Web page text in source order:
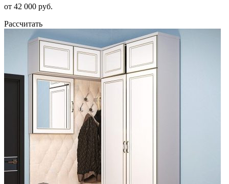
от 42 000 руб.
Рассчитать